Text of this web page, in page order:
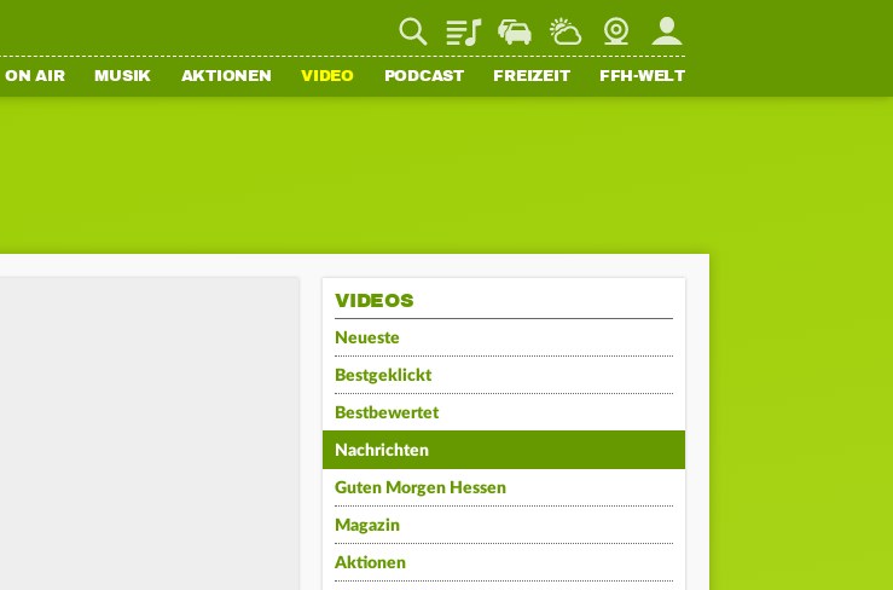
PlaylistStaupilotWetterWebcamMein FFH
ON AIR MUSIK AKTIONEN VIDEO PODCAST FREIZEIT FFH-WELT
VIDEOS
Neueste
Bestgeklickt
Bestbewertet
Nachrichten
Guten Morgen Hessen
Magazin
Aktionen